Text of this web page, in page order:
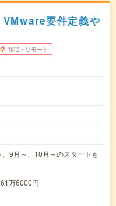
VMware要件定義や
在宅・リモート
9月～、10月～のスタートも
万6000円